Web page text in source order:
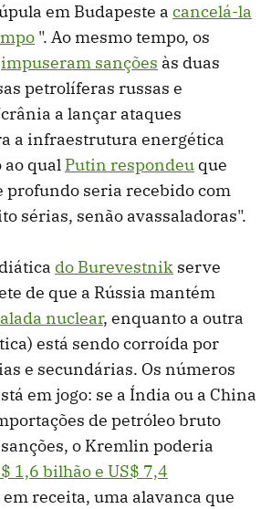
em Budapeste a cancelá-la
". Ao mesmo tempo, os
impuseram sanções às duas
petrolíferas russas e
a lançar ataques
a infraestrutura energética
ao qual Putin respondeu que
profundo seria recebido com
sérias, senão avassaladoras".
do Burevestnik serve
de que a Rússia mantém
nuclear, enquanto a outra
está sendo corroída por
e secundárias. Os números
em jogo: se a Índia ou a China
de petróleo bruto
o Kremlin poderia
1,6 bilhão e US$ 7,4
receita, uma alavanca que